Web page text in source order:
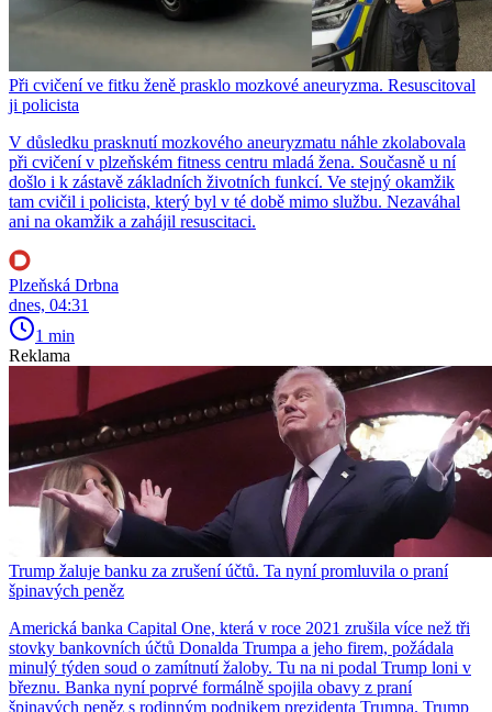
Při cvičení ve fitku ženě prasklo mozkové aneuryzma. Resuscitoval
ji policista
V důsledku prasknutí mozkového aneuryzmatu náhle zkolabovala
při cvičení v plzeňském fitness centru mladá žena. Současně u ní
došlo i k zástavě základních životních funkcí. Ve stejný okamžik
tam cvičil i policista, který byl v té době mimo službu. Nezaváhal
ani na okamžik a zahájil resuscitaci.
Plzeňská Drbna
dnes, 04:31
1 min
Reklama
Trump žaluje banku za zrušení účtů. Ta nyní promluvila o praní
špinavých peněz
Americká banka Capital One, která v roce 2021 zrušila více než tři
stovky bankovních účtů Donalda Trumpa a jeho firem, požádala
minulý týden soud o zamítnutí žaloby. Tu na ni podal Trump loni v
březnu. Banka nyní poprvé formálně spojila obavy z praní
špinavých peněz s rodinným podnikem prezidenta Trumpa. Trump